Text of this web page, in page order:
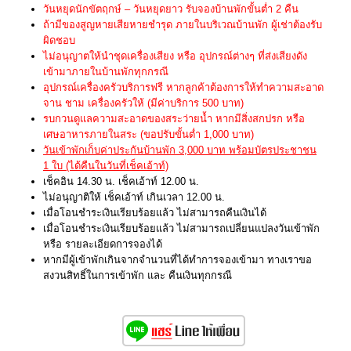
วันหยุดนักขัตฤกษ์ – วันหยุดยาว รับจองบ้านพักขั้นต่ำ 2 คืน
ถ้ามีของสูญหายเสียหายชำรุด ภายในบริเวณบ้านพัก ผู้เช่าต้องรับ
ผิดชอบ
ไม่อนุญาตให้นำชุดเครื่องเสียง หรือ อุปกรณ์ต่างๆ ที่ส่งเสียงดัง
เข้ามาภายในบ้านพักทุกกรณี
อุปกรณ์เครื่องครัวบริการฟรี หากลูกค้าต้องการให้ทำความสะอาด
จาน ชาม เครื่องครัวให้ (มีค่าบริการ 500 บาท)
รบกวนดูแลความสะอาดของสระว่ายน้ำ หากมีสิ่งสกปรก หรือ
เศษอาหารภายในสระ (ขอปรับขั้นต่ำ 1,000 บาท)
วันเข้าพักเก็บค่าประกันบ้านพัก 3,000 บาท พร้อมบัตรประชาชน
1 ใบ (ได้คืนในวันที่เช็คเอ้าท์)
เช็คอิน 14.30 น. เช็คเอ้าท์ 12.00 น.
ไม่อนุญาติให้ เช็คเอ้าท์ เกินเวลา 12.00 น.
เมื่อโอนชำระเงินเรียบร้อยแล้ว ไม่สามารถคืนเงินได้
เมื่อโอนชำระเงินเรียบร้อยแล้ว ไม่สามารถเปลี่ยนแปลงวันเข้าพัก
หรือ รายละเอียดการจองได้
หากมีผู้เข้าพักเกินจากจำนวนที่ได้ทำการจองเข้ามา ทางเราขอ
สงวนสิทธิ์ในการเข้าพัก และ คืนเงินทุกกรณี